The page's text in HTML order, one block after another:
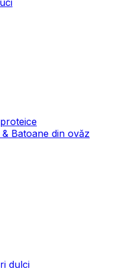
Batoane din ovăz
dulci